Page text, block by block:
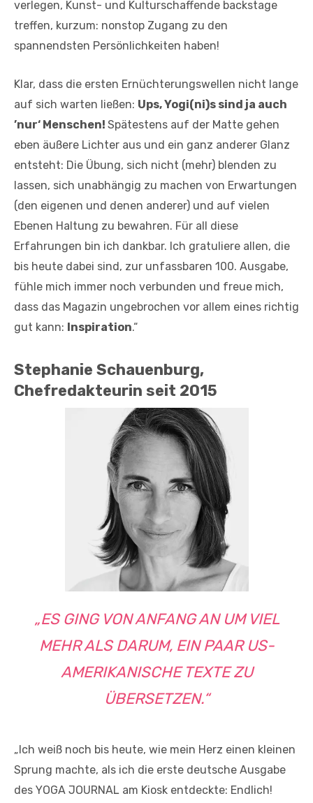
verlegen, Kunst- und Kulturschaffende backstage
treffen, kurzum: nonstop Zugang zu den
spannendsten Persönlichkeiten haben!
Klar, dass die ersten Ernüchterungswellen nicht lange
auf sich warten ließen: Ups, Yogi(ni)s sind ja auch
’nur‘ Menschen! Spätestens auf der Matte gehen
eben äußere Lichter aus und ein ganz anderer Glanz
entsteht: Die Übung, sich nicht (mehr) blenden zu
lassen, sich unabhängig zu machen von Erwartungen
(den eigenen und denen anderer) und auf vielen
Ebenen Haltung zu bewahren. Für all diese
Erfahrungen bin ich dankbar. Ich gratuliere allen, die
bis heute dabei sind, zur unfassbaren 100. Ausgabe,
fühle mich immer noch verbunden und freue mich,
dass das Magazin ungebrochen vor allem eines richtig
gut kann: Inspiration.“
Stephanie Schauenburg,
Chefredakteurin seit 2015
„ES GING VON ANFANG AN UM VIEL
MEHR ALS DARUM, EIN PAAR US-
AMERIKANISCHE TEXTE ZU
ÜBERSETZEN.“
„Ich weiß noch bis heute, wie mein Herz einen kleinen
Sprung machte, als ich die erste deutsche Ausgabe
des YOGA JOURNAL am Kiosk entdeckte: Endlich!